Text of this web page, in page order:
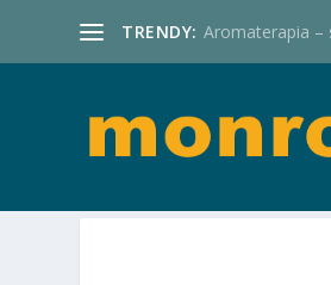
TRENDY: Aromaterapia –